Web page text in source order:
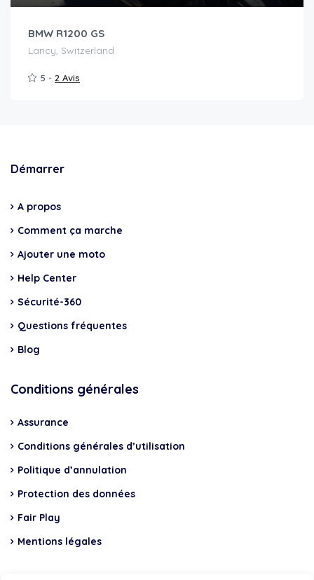
BMW R1200 GS
Lancy, Switzerland
5 - 2 Avis
Démarrer
A propos
Comment ça marche
Ajouter une moto
Help Center
Sécurité-360
Questions fréquentes
Blog
Conditions générales
Assurance
Conditions générales d’utilisation
Politique d’annulation
Protection des données
Fair Play
Mentions légales